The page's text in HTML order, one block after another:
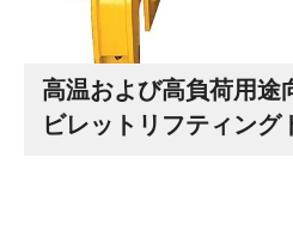
高温および高負荷用
ビレットリフティング